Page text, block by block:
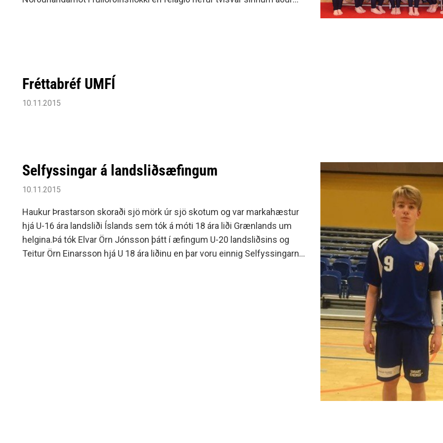
Siðareglur Umf. Selfoss
minjanefndar
Fréttabréf UMFÍ
10.11.2015
Selfyssingar á landsliðsæfingum
10.11.2015
Haukur Þrastarson skoraði sjö mörk úr sjö skotum og var markahæstur
hjá U-16 ára landsliði Íslands sem tók á móti 18 ára liði Grænlands um
helgina.Þá tók Elvar Örn Jónsson þátt í æfingum U-20 landsliðsins og
Teitur Örn Einarsson hjá U 18 ára liðinu en þar voru einnig Selfyssingarnir